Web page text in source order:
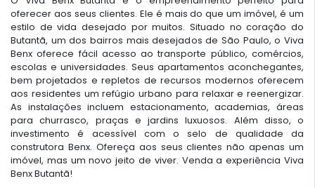
oferecer aos seus clientes. Ele é mais do que um imóvel, é um
estilo de vida desejado por muitos. Situado no coração do
Butantã, um dos bairros mais desejados de São Paulo, o Viva
Benx oferece fácil acesso ao transporte público, comércios,
escolas e universidades. Seus apartamentos aconchegantes,
bem projetados e repletos de recursos modernos oferecem
aos residentes um refúgio urbano para relaxar e reenergizar.
As instalações incluem estacionamento, academias, áreas
para churrasco, praças e jardins luxuosos. Além disso, o
investimento é acessível com o selo de qualidade da
construtora Benx. Ofereça aos seus clientes não apenas um
imóvel, mas um novo jeito de viver. Venda a experiência Viva
Benx Butantã!